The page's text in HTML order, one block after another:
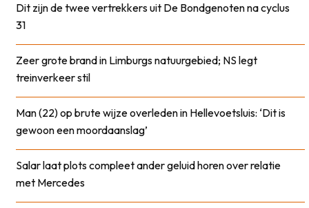
Dit zijn de twee vertrekkers uit De Bondgenoten na cyclus
31
Zeer grote brand in Limburgs natuurgebied; NS legt
treinverkeer stil
Man (22) op brute wijze overleden in Hellevoetsluis: ‘Dit is
gewoon een moordaanslag’
Salar laat plots compleet ander geluid horen over relatie
met Mercedes